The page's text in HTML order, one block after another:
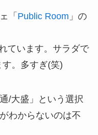
「 Public Room 」の
ています。サラダで
。多すぎ(笑)
/大盛」という選択
わからないのは不